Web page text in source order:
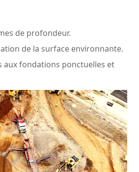
de profondeur.
de la surface environnante.
aux fondations ponctuelles et